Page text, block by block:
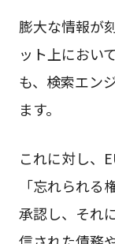
膨大な情報が
ット上におい
も、検索エン
ます。
これに対し、
「忘れられ
承認し、それ